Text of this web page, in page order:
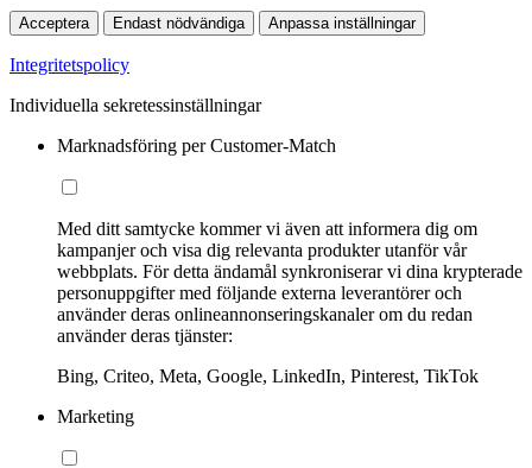
Acceptera Endast nödvändiga Anpassa inställningar
Integritetspolicy
Individuella sekretessinställningar
Marknadsföring per Customer-Match
Med ditt samtycke kommer vi även att informera dig om
kampanjer och visa dig relevanta produkter utanför vår
webbplats. För detta ändamål synkroniserar vi dina krypterade
personuppgifter med följande externa leverantörer och
använder deras onlineannonseringskanaler om du redan
använder deras tjänster:
Bing, Criteo, Meta, Google, LinkedIn, Pinterest, TikTok
Marketing